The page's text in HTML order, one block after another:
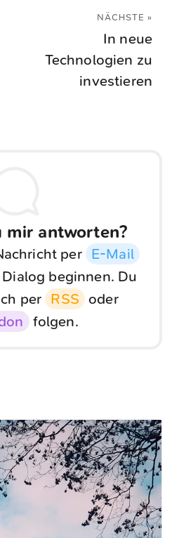
NÄCHSTE »
In neue
Technologien zu
investieren
mir antworten?
per E-Mail
beginnen. Du
per RSS oder
folgen.